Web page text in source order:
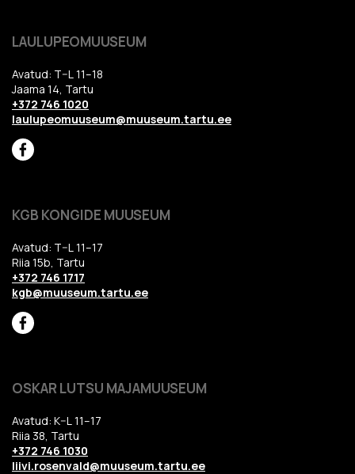
LAULUPEOMUUSEUM
Avatud: T–L 11–18
Jaama 14, Tartu
+372 746 1020
laulupeomuuseum@muuseum.tartu.ee
KGB KONGIDE MUUSEUM
Avatud: T–L 11–17
Riia 15b, Tartu
+372 746 1717
kgb@muuseum.tartu.ee
OSKAR LUTSU MAJAMUUSEUM
Avatud: K–L 11–17
Riia 38, Tartu
+372 746 1030
liivi.rosenvald@muuseum.tartu.ee